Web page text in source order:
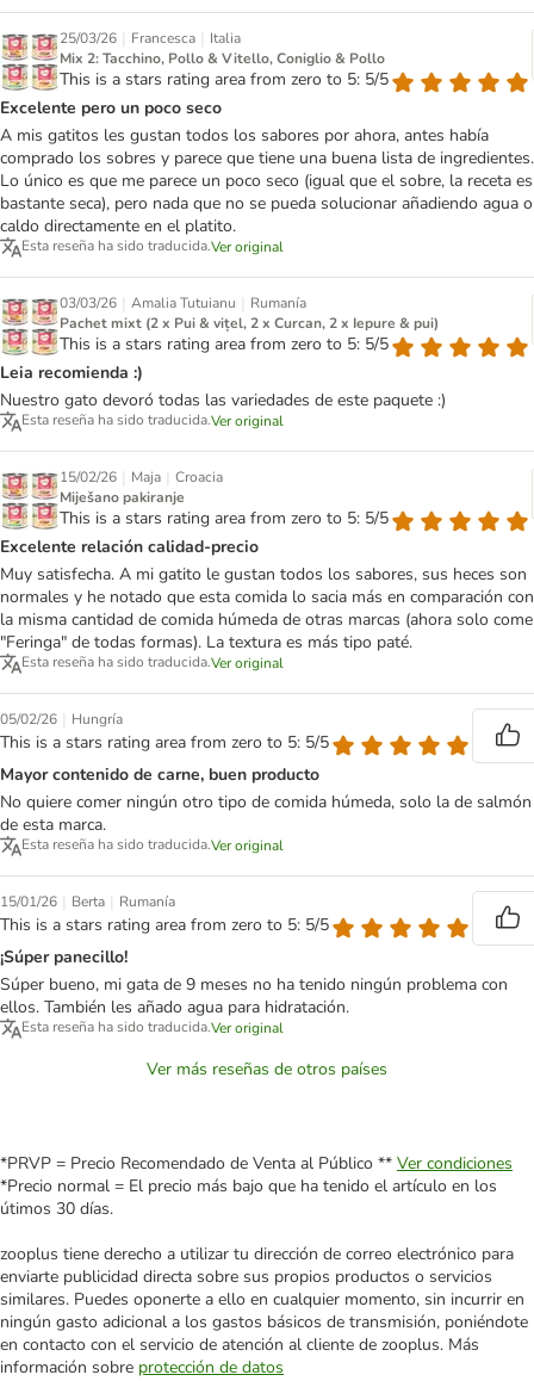
25/03/26 | Francesca | Italia
Mix 2: Tacchino, Pollo & Vitello, Coniglio & Pollo
This is a stars rating area from zero to 5: 5/5
Excelente pero un poco seco
A mis gatitos les gustan todos los sabores por ahora, antes había
comprado los sobres y parece que tiene una buena lista de ingredientes.
Lo único es que me parece un poco seco (igual que el sobre, la receta es
bastante seca), pero nada que no se pueda solucionar añadiendo agua o
caldo directamente en el platito.
Esta reseña ha sido traducida.Ver original
03/03/26 | Amalia Tutuianu | Rumanía
Pachet mixt (2 x Pui & vițel, 2 x Curcan, 2 x Iepure & pui)
This is a stars rating area from zero to 5: 5/5
Leia recomienda :)
Nuestro gato devoró todas las variedades de este paquete :)
Esta reseña ha sido traducida.Ver original
15/02/26 | Maja | Croacia
Miješano pakiranje
This is a stars rating area from zero to 5: 5/5
Excelente relación calidad-precio
Muy satisfecha. A mi gatito le gustan todos los sabores, sus heces son
normales y he notado que esta comida lo sacia más en comparación con
la misma cantidad de comida húmeda de otras marcas (ahora solo come
"Feringa" de todas formas). La textura es más tipo paté.
Esta reseña ha sido traducida.Ver original
05/02/26 | Hungría
This is a stars rating area from zero to 5: 5/5
Mayor contenido de carne, buen producto
No quiere comer ningún otro tipo de comida húmeda, solo la de salmón
de esta marca.
Esta reseña ha sido traducida.Ver original
15/01/26 | Berta | Rumanía
This is a stars rating area from zero to 5: 5/5
¡Súper panecillo!
Súper bueno, mi gata de 9 meses no ha tenido ningún problema con
ellos. También les añado agua para hidratación.
Esta reseña ha sido traducida.Ver original
Ver más reseñas de otros países
*PRVP = Precio Recomendado de Venta al Público ** Ver condiciones
*Precio normal = El precio más bajo que ha tenido el artículo en los
útimos 30 días.
zooplus tiene derecho a utilizar tu dirección de correo electrónico para
enviarte publicidad directa sobre sus propios productos o servicios
similares. Puedes oponerte a ello en cualquier momento, sin incurrir en
ningún gasto adicional a los gastos básicos de transmisión, poniéndote
en contacto con el servicio de atención al cliente de zooplus. Más
información sobre protección de datos